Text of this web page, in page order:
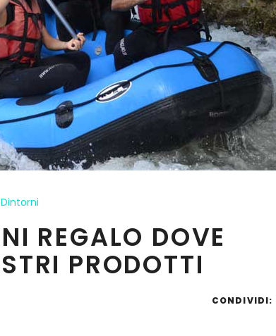
REGALO DOVE
PRODOTTI
CONDIVIDI: